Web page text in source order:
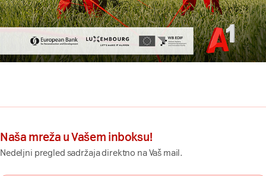
Naša mreža u Vašem inboksu!
Nedeljni pregled sadržaja direktno na Vaš mail.